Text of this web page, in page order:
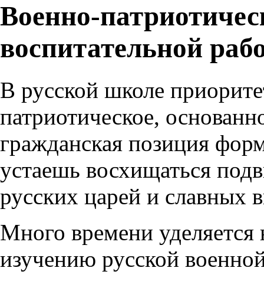
Военно-
воспитательной
В русской школе
патриотическое,
гражданская позиция
устаешь восхищаться
русских царей и славных
Много времени уделяется
изучению русской